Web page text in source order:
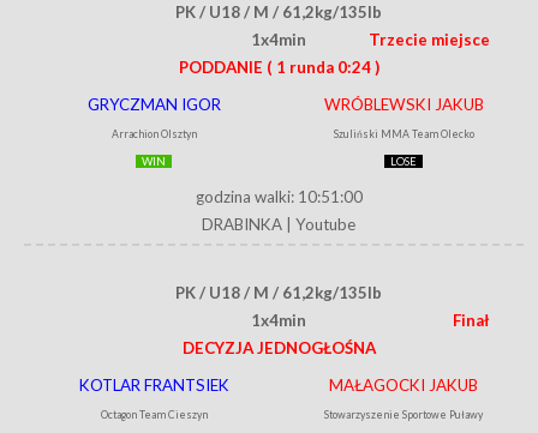
PK / U18 / M / 61,2kg/135lb
1x4min
Trzecie miejsce
PODDANIE ( 1 runda 0:24 )
GRYCZMAN IGOR
Arrachion Olsztyn
WIN
WRÓBLEWSKI JAKUB
Szuliński MMA Team Olecko
LOSE
godzina walki: 10:51:00
DRABINKA
Youtube
PK / U18 / M / 61,2kg/135lb
1x4min
Finał
DECYZJA JEDNOGŁOŚNA
KOTLAR FRANTSIEK
Octagon Team Cieszyn
MAŁAGOCKI JAKUB
Stowarzyszenie Sportowe Puławy